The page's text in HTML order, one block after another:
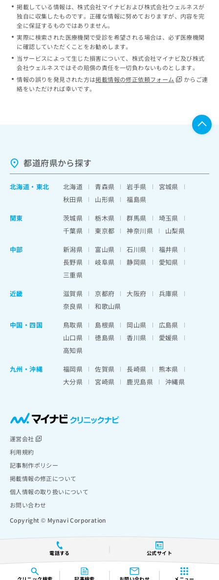
電話する 公式サイト
掲載している情報は、株式会社マイナビおよび株式会社ウェルネスが
独自に収集したものです。正確な情報に努めておりますが、内容を完
全に保証するものではありません。
実際に検索された医療機関で受診を希望される場合は、必ず医療機関
に確認していただくことをお勧めします。
当サービスによって生じた損害について、株式会社マイナビ及び株式
会社ウェルネスではその賠償の責任を一切負わないものとします。
情報の誤りを発見された方は掲載情報の修正依頼フォーム
からご連
絡をいただければ幸いです。
都道府県から探す
北海道 ・ 東北 北海道 青森県 岩手県
宮城県
秋田県
山形県
福島県
関東
茨城県 栃木県 群馬県
埼玉県
千葉県
東京都 神奈川県
山梨県
中部
新潟県 富山県 石川県
福井県
長野県
岐阜県 静岡県
愛知県
三重県
近畿
滋賀県 京都府 大阪府
兵庫県
奈良県
和歌山県
中国・四国
鳥取県 島根県 岡山県
広島県
山口県
徳島県 香川県
愛媛県
高知県
九州・沖縄
福岡県 佐賀県 長崎県
熊本県
大分県
宮崎県 鹿児島県 沖縄県
運営会社
利用規約
記事制作ポリシー
掲載情報の修正について
個人情報の取り扱いについて
お問い合わせ
Copyright © Mynavi Corporation